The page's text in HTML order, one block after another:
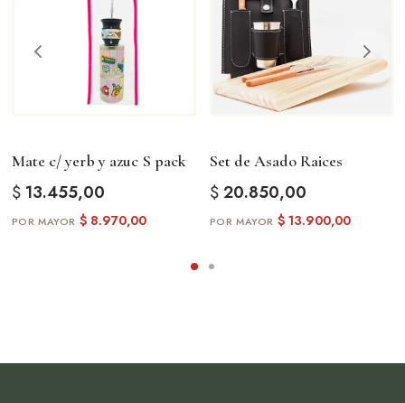
Mate c/ yerb y azuc S pack
$13.455,00
$8.970,00
Set de Asado Raices
$20.850,00
$13.900,00